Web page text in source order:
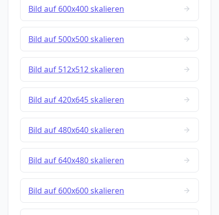
Bild auf 600x400 skalieren
Bild auf 500x500 skalieren
Bild auf 512x512 skalieren
Bild auf 420x645 skalieren
Bild auf 480x640 skalieren
Bild auf 640x480 skalieren
Bild auf 600x600 skalieren